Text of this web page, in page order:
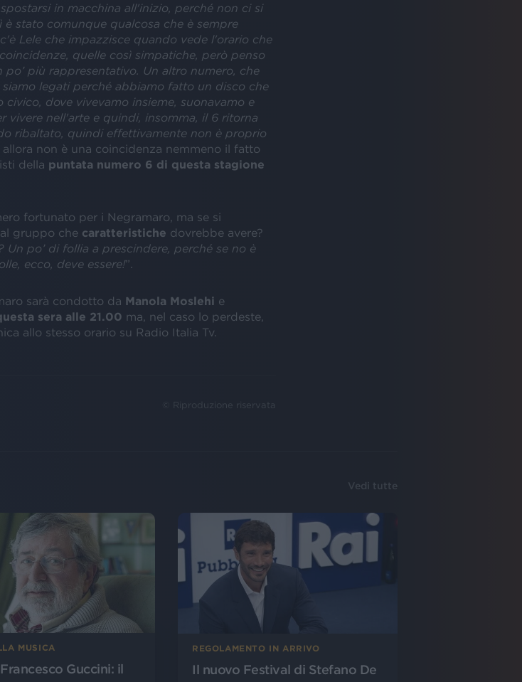
in macchina all'inizio, perché non ci si
stato comunque qualcosa che è sempre
Lele che impazzisce quando vede l'orario che
quelle così simpatiche, però penso
più rappresentativo. Un altro numero, che
legati perché abbiamo fatto un disco che
civico, dove vivevamo insieme, suonavamo e
vivere nell'arte e quindi, insomma, il 6 ritorna
ribaltato, quindi effettivamente non è proprio
non è una coincidenza nemmeno il fatto
della puntata numero 6 di questa stagione
fortunato per i Negramaro, ma se si
gruppo che caratteristiche dovrebbe avere?
Un po’ di follia a prescindere, perché se no è
ecco, deve essere!”.
sarà condotto da Manola Moslehi e
sera alle 21.00 ma, nel caso lo perdeste,
allo stesso orario su Radio Italia Tv.
© Riproduzione riservata
Vedi tutte
MUSICA
Guccini: il
REGOLAMENTO IN ARRIVO
Il nuovo Festival di Stefano De